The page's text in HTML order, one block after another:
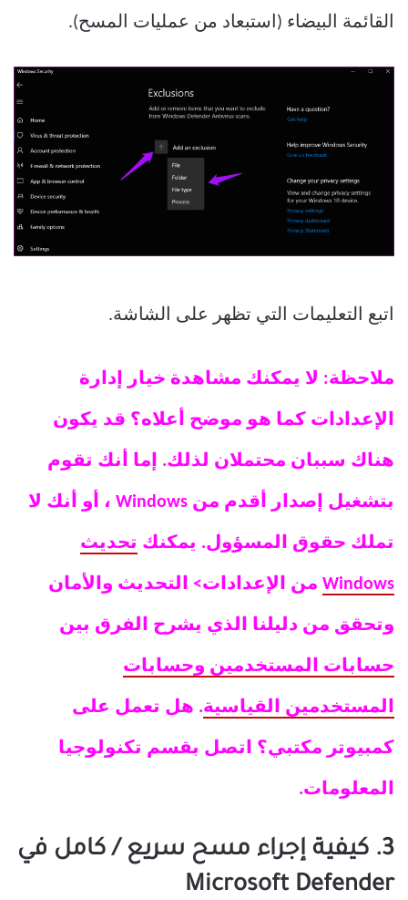
القائمة البيضاء (استبعاد من عمليات المسح).
اتبع التعليمات التي تظهر على الشاشة.
ملاحظة: لا يمكنك مشاهدة خيار إدارة
الإعدادات كما هو موضح أعلاه؟ قد يكون
هناك سببان محتملان لذلك. إما أنك تقوم
بتشغيل إصدار أقدم من Windows ، أو أنك لا
تملك حقوق المسؤول. يمكنك تحديث
Windows من الإعدادات> التحديث والأمان
وتحقق من دليلنا الذي يشرح الفرق بين
حسابات المستخدمين وحسابات
المستخدمين القياسية. هل تعمل على
كمبيوتر مكتبي؟ اتصل بقسم تكنولوجيا
المعلومات.
3. كيفية إجراء مسح سريع / كامل في
Microsoft Defender